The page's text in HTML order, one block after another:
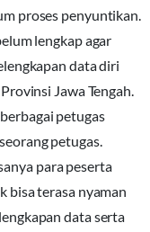
proses penyuntikan.
lengkap agar
data diri
Jawa Tengah.
petugas
petugas.
para peserta
bisa terasa nyaman
data serta